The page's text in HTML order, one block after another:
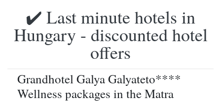
✔️ Last minute hotels in
Hungary - discounted hotel
offers
Grandhotel Galya Galyateto****
Wellness packages in the Matra